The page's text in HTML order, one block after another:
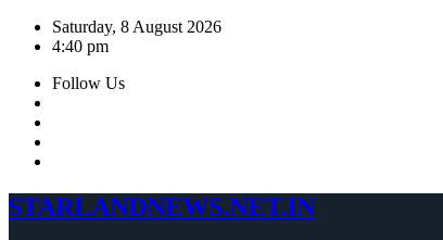
Skip
Saturday, 8 August 2026
4:40 pm
Follow Us
STARLANDNEWS.NET.IN